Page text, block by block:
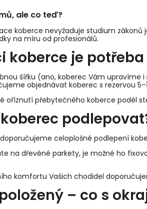
ale co teď?
koberce nevyžaduje studium zákonů
na míru od profesionálů.
koberce je
šířku (ano, koberec Vám upravíme
objednávat koberec s rezervou
oříznutí přebytečného koberce podél
celoplošné podlepení
na dřevěné parkety, je možné ho
komfortu Vašich chodidel
– co s